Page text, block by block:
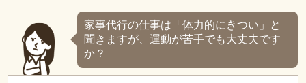
家事代行の仕事は「体力的にきつい」と
聞きますが、運動が苦手でも大丈夫です
か？